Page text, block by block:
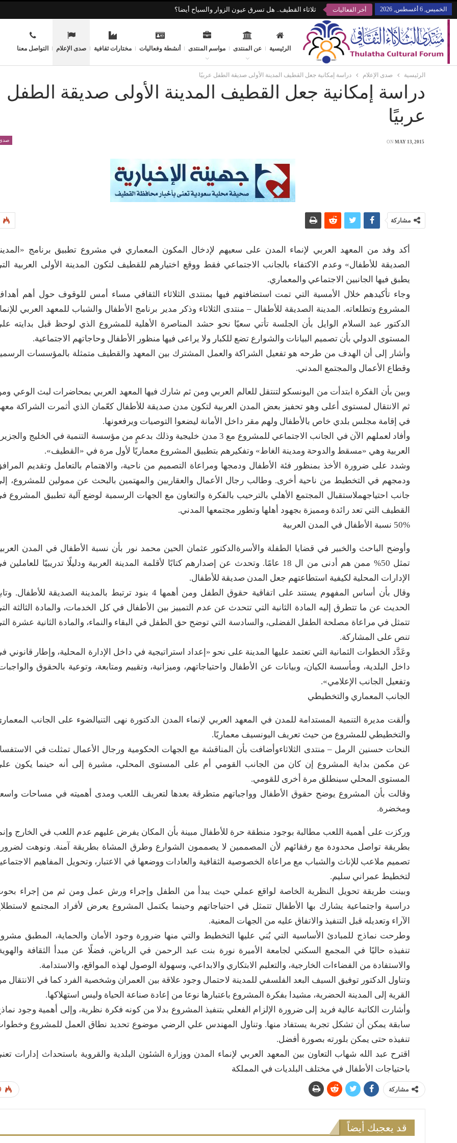
الخميس, 6 أغسطس, 2026 أخر الفعاليات ثلاثاء القطيف.. هل تسرق عيون الزوار والسياح أيضا؟
الرئيسية عن المنتدى مواسم المنتدى أنشطة وفعاليات مختارات ثقافية صدى الإعلام التواصل معنا
الرئيسية صدى الإعلام دراسة إمكانية جعل القطيف المدينة الأولى صديقة الطفل عربيًا
دراسة إمكانية جعل القطيف المدينة الأولى صديقة الطفل
عربيًا
صدى ON MAY 13, 2015
مشاركة
أكد وفد من المعهد العربي لإنماء المدن على سعيهم لإدخال المكون المعماري في مشروع تطبيق برنامج
الصديقة للأطفال» وعدم الاكتفاء بالجانب الاجتماعي فقط ووقع اختيارهم للقطيف لتكون المدينة الأولى العربية
يطبق فيها الجانبين الاجتماعي والمعماري.
وجاء تأكيدهم خلال الأمسية التي تمت استضافتهم فيها بمنتدى الثلاثاء الثقافي مساء أمس للوقوف حول أهم
المشروع وتطلعاته. المدينة الصديقة للأطفال – منتدى الثلاثاء وذكر مدير برنامج الأطفال والشباب للمعهد العربي
الدكتور عبد السلام الوايل بأن الجلسة تأتي سعيًا نحو حشد المناصرة الأهلية للمشروع الذي لوحظ قبل بدايته
المستوى الدولي بأن تصميم البيانات والشوارع تضع للكبار ولا يراعى فيها منظور الأطفال وحاجاتهم الاجتماعية.
وأشار إلى أن الهدف من طرحه هو تفعيل الشراكة والعمل المشترك بين المعهد والقطيف متمثلة بالمؤسسات
وقطاع الأعمال والمجتمع المدني.
وبين بأن الفكرة ابتدأت من اليونسكو لتنتقل للعالم العربي ومن ثم شارك فيها المعهد العربي بمحاضرات لبث الوعي
ثم الانتقال لمستوى أعلى وهو تحفيز بعض المدن العربية لتكون مدن صديقة للأطفال كعّمان الذي أثمرت الشراكة
في إقامة مجلس بلدي خاص بالأطفال ولهم مقر داخل الأمانة ليضعوا التوصيات ويرفعونها.
وأفاد لعملهم الآن في الجانب الاجتماعي للمشروع مع 3 مدن خليجية وذلك بدعمٍ من مؤسسة التنمية في الخليج
العربية وهي «مسقط والدوحة ومدينة الغاط» وتفكيرهم بتطبيق المشروع معماريًا لأول مرة في «القطيف».
وشدد على ضرورة الأخذ بمنظور فئة الأطفال ودمجها ومراعاة التصميم من ناحية، والاهتمام بالتعامل وتقديم
ودمجهم في التخطيط من ناحية أخرى. وطالب رجال الأعمال والعقاريين والمهتمين بالبحث عن ممولين للمشروع،
جانب احتياجهملاستقبال المجتمع الأهلي بالترحيب بالفكرة والتعاون مع الجهات الرسمية لوضع آلية تطبيق المشروع
القطيف التي تعد رائدة ومميزة بجهود أهلها وتطور مجتمعها المدني.
50% نسبة الأطفال في المدن العربية
وأوضح الباحث والخبير في قضايا الطفلة والأسرةالدكتور عثمان الحين محمد نور بأن نسبة الأطفال في المدن
تمثل 50% ممن هم أدنى من ال 18 عامًا. وتحدث عن إصدارهم كتابًا لأقلمة المدينة العربية ودليلًا تدريبيًا للعاملين
الإدارات المحلية لكيفية استطاعتهم جعل المدن صديقة للأطفال.
وقال بأن أساس المفهوم يستند على اتفاقية حقوق الطفل ومن أهمها 4 بنود ترتبط بالمدينة الصديقة للأطفال.
الحديث عن ما تتطرق إليه المادة الثانية التي تتحدث عن عدم التمييز بين الأطفال في كل الخدمات، والمادة الثالثة
تتمثل في مراعاة مصلحة الطفل الفضلى، والسادسة التي توضح حق الطفل في البقاء والنماء، والمادة الثانية عشرة
تنص على المشاركة.
وعَدَّد الخطوات الثمانية التي تعتمد عليها المدينة على نحو «إعداد استراتيجية في داخل الإدارة المحلية، وإطار قانوني
داخل البلدية، ومأسسة الكيان، وبيانات عن الأطفال واحتياجاتهم، وميزانية، وتقييم ومتابعة، وتوعية بالحقوق
وتفعيل الجانب الإعلامي».
الجانب المعماري والتخطيطي
وألقت مديرة التنمية المستدامة للمدن في المعهد العربي لإنماء المدن الدكتورة نهى التنيالضوء على الجانب
والتخطيطي للمشروع من حيث تعريف اليونسيف معماريًا.
النحات حسنين الرمل – منتدى الثلاثاءوأضافت بأن المناقشة مع الجهات الحكومية ورجال الأعمال تمثلت في
عن مكمن بداية المشروع إن كان من الجانب القومي أم على المستوى المحلي، مشيرة إلى أنه حينما يكون
المستوى المحلي سينطلق مرة أخرى للقومي.
وقالت بأن المشروع يوضح حقوق الأطفال وواجباتهم متطرقة بعدها لتعريف اللعب ومدى أهميته في مساحات
ومخضرة.
وركزت على أهمية اللعب مطالبة بوجود منطقة حرة للأطفال مبينة بأن المكان يفرض عليهم عدم اللعب في الخارج
بطريقة تواصل محدودة مع رفقائهم لأن المصممين لا يصممون الشوارع وطرق المشاة بطريقة آمنة. ونوهت
تصميم ملاعب للإناث والشباب مع مراعاة الخصوصية الثقافية والعادات ووضعها في الاعتبار، وتحويل المفاهيم
لتخطيط عمراني سليم.
وبينت طريقة تحويل النظرية الخاصة لواقع عملي حيث يبدأ من الطفل وإجراء ورش عمل ومن ثم من إجراء
دراسية واجتماعية يشارك بها الأطفال تتمثل في احتياجاتهم وحينما يكتمل المشروع يعرض لأفراد المجتمع
الآراء وتعديله قبل التنفيذ والاتفاق عليه من الجهات المعنية.
وطرحت نماذج للمبادئ الأساسية التي بُني عليها التخطيط والتي منها ضرورة وجود الأمان والحماية، المطبق
تنفيذه حاليًا في المجمع السكني لجامعة الأميرة نورة بنت عبد الرحمن في الرياض، فضلًا عن مبدأ الثقافة
والاستفادة من الفضاءات الخارجية، والتعليم الابتكاري والابداعي، وسهولة الوصول لهذه المواقع، والاستدامة.
وتناول الدكتور توفيق السيف البعد الفلسفي للمدينة لاحتمال وجود علاقة بين العمران وشخصية الفرد كما في الانتقال
القرية إلى المدينة الحضرية، مشيدا بفكرة المشروع باعتبارها نوعا من إعادة صناعة الحياة وليس استهلاكها.
وأشارت الكاتبة عالية فريد إلى ضرورة الإلزام الفعلي بتنفيذ المشروع بدلا من كونه فكرة نظرية، وإلى أهمية وجود
سابقة يمكن أن تشكل تجربة يستفاد منها. وتناول المهندس علي الرضي موضوع تحديد نطاق العمل للمشروع
تنفيذه حتى يمكن بلورته بصورة أفضل.
اقترح عبد الله شهاب التعاون بين المعهد العربي لإنماء المدن ووزارة الشئون البلدية والقروية باستحداث إدارات
باحتياجات الأطفال في مختلف البلديات في المملكة
مشاركة
قد يعجبك أيضاً